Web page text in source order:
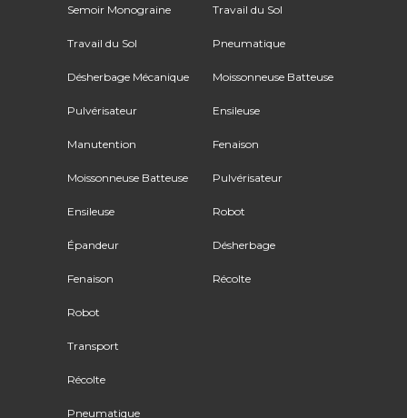
Semoir Monograine
Travail du Sol
Désherbage Mécanique
Pulvérisateur
Manutention
Moissonneuse Batteuse
Ensileuse
Épandeur
Fenaison
Robot
Transport
Récolte
Pneumatique
Travail du Sol
Pneumatique
Moissonneuse Batteuse
Ensileuse
Fenaison
Pulvérisateur
Robot
Désherbage
Récolte